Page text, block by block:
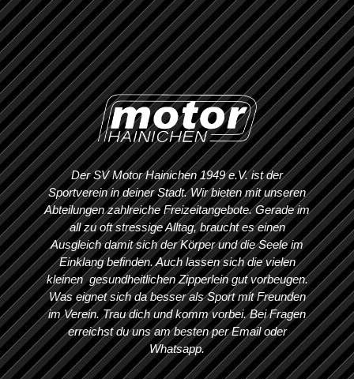
Der SV Motor Hainichen 1949 e.V. ist der
Sportverein in deiner Stadt. Wir bieten mit unseren
Abteilungen zahlreiche Freizeitangebote. Gerade im
all zu oft stressige Alltag, braucht es einen
Ausgleich damit sich der Körper und die Seele im
Einklang befinden. Auch lassen sich die vielen
kleinen gesundheitlichen Zipperlein gut vorbeugen.
Was eignet sich da besser als Sport mit Freunden
im Verein. Trau dich und komm vorbei. Bei Fragen
erreichst du uns am besten per Email oder
Whatsapp.